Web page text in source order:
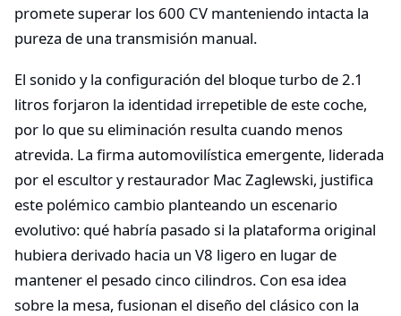
promete superar los 600 CV manteniendo intacta la
pureza de una transmisión manual.
El sonido y la configuración del bloque turbo de 2.1
litros forjaron la identidad irrepetible de este coche,
por lo que su eliminación resulta cuando menos
atrevida. La firma automovilística emergente, liderada
por el escultor y restaurador Mac Zaglewski, justifica
este polémico cambio planteando un escenario
evolutivo: qué habría pasado si la plataforma original
hubiera derivado hacia un V8 ligero en lugar de
mantener el pesado cinco cilindros. Con esa idea
sobre la mesa, fusionan el diseño del clásico con la